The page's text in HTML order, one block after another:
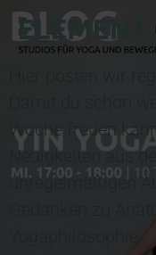
BLOG
Woche freuen
Neuigkeiten aus
unregelmäßigen
Gedanken zu